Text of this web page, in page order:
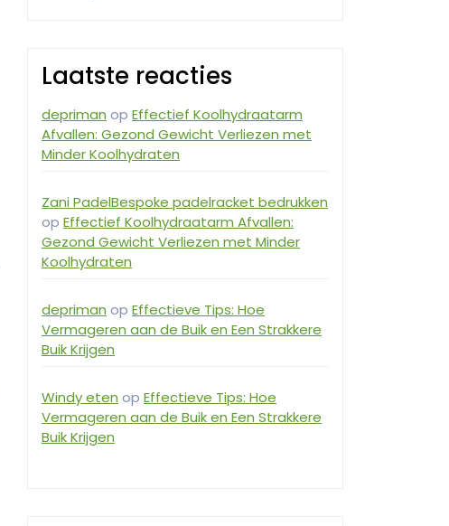
Laatste reacties
depriman op Effectief Koolhydraatarm
Afvallen: Gezond Gewicht Verliezen met
Minder Koolhydraten
Zani PadelBespoke padelracket bedrukken
op Effectief Koolhydraatarm Afvallen:
Gezond Gewicht Verliezen met Minder
Koolhydraten
depriman op Effectieve Tips: Hoe
Vermageren aan de Buik en Een Strakkere
Buik Krijgen
Windy eten op Effectieve Tips: Hoe
Vermageren aan de Buik en Een Strakkere
Buik Krijgen